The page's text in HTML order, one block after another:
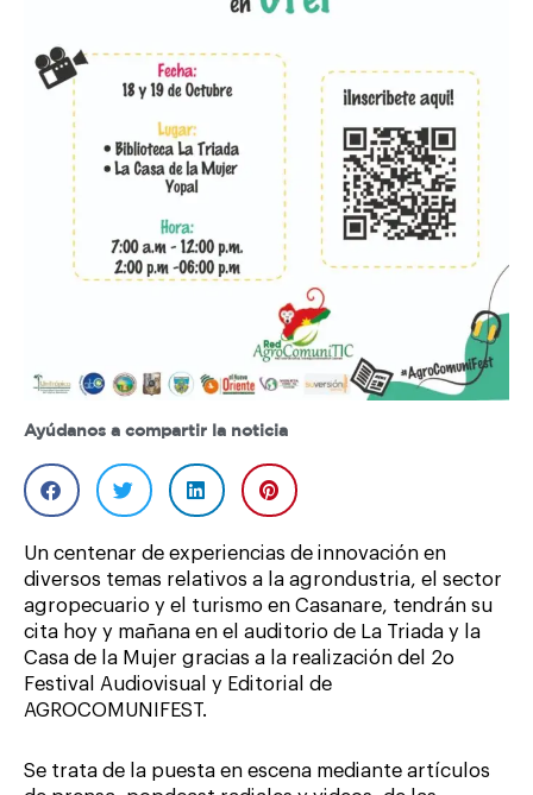
Ayúdanos a compartir la noticia
Un centenar de experiencias de innovación en
diversos temas relativos a la agrondustria, el sector
agropecuario y el turismo en Casanare, tendrán su
cita hoy y mañana en el auditorio de La Triada y la
Casa de la Mujer gracias a la realización del 2o
Festival Audiovisual y Editorial de
AGROCOMUNIFEST.
Se trata de la puesta en escena mediante artículos